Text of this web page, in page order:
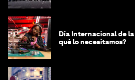
Día Internacional de
qué lo necesitamos?